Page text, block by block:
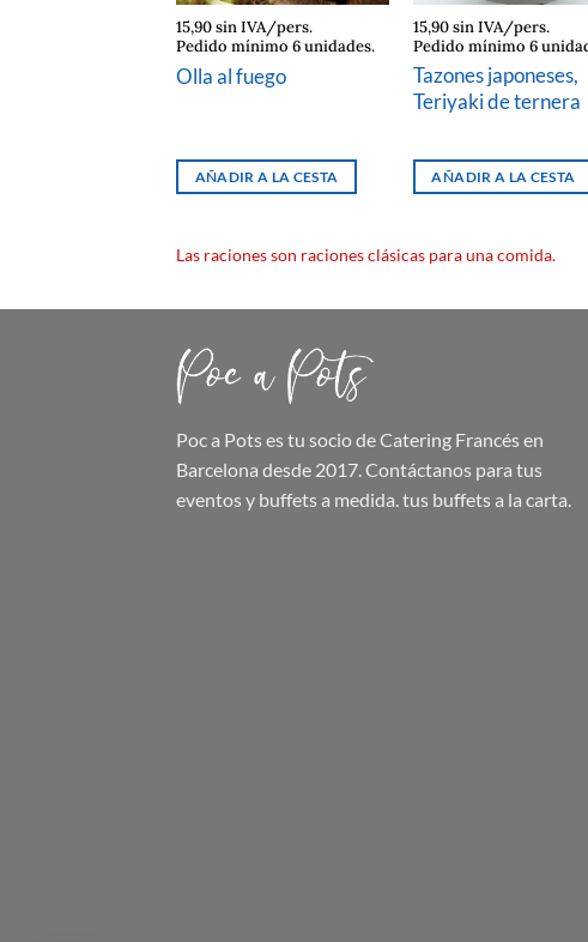
15,90 sin IVA/pers.
Pedido mínimo 6 unidades.
Olla al fuego
AÑADIR A LA CESTA
15,90 sin IVA/pers.
Pedido mínimo 6
Tazones japoneses,
Teriyaki de ternera
AÑADIR A LA CESTA
Las raciones son raciones clásicas para una comida.
Poc a Potses tu socio de Catering Francés en
Barcelona desde 2017. Contáctanos para tus
eventos y buffets a medida.tus buffetsa la carta.